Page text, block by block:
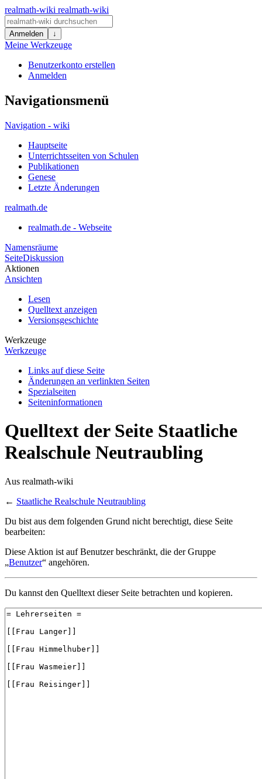
realmath-wiki realmath-wiki
Anmelden ↓
Meine Werkzeuge
Benutzerkonto erstellen
Anmelden
Navigationsmenü
Navigation - wiki
Hauptseite
Unterrichtsseiten von Schulen
Publikationen
Genese
Letzte Änderungen
realmath.de
realmath.de - Webseite
Namensräume
SeiteDiskussion
Aktionen
Ansichten
Lesen
Quelltext anzeigen
Versionsgeschichte
Werkzeuge
Werkzeuge
Links auf diese Seite
Änderungen an verlinkten Seiten
Spezialseiten
Seiten­informationen
Quelltext der Seite Staatliche
Realschule Neutraubling
Aus realmath-wiki
← Staatliche Realschule Neutraubling
Du bist aus dem folgenden Grund nicht berechtigt, diese Seite
bearbeiten:
Diese Aktion ist auf Benutzer beschränkt, die der Gruppe
„Benutzer“ angehören.
Du kannst den Quelltext dieser Seite betrachten und kopieren.